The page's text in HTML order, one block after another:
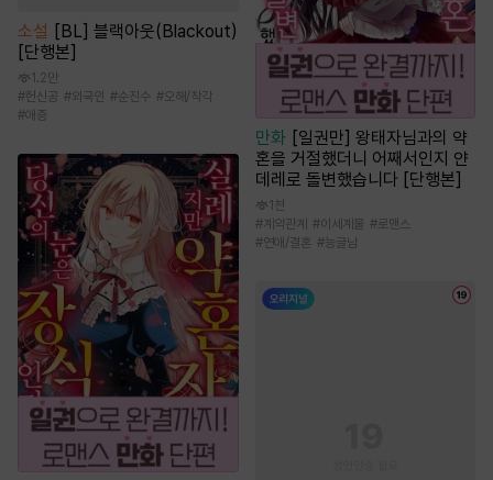
소설
[BL] 블랙아웃(Blackout)
[단행본]
1.2만
#헌신공 #외국인 #순진수 #오해/착각
#애증
만화
[일권만] 왕태자님과의 약
혼을 거절했더니 어째서인지 얀
데레로 돌변했습니다 [단행본]
1천
#계약관계 #이세계물 #로맨스
#연애/결혼 #능글남